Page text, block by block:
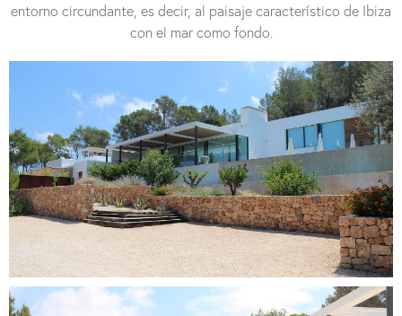
entorno circundante, es decir, al paisaje característico de Ibiza
con el mar como fondo.